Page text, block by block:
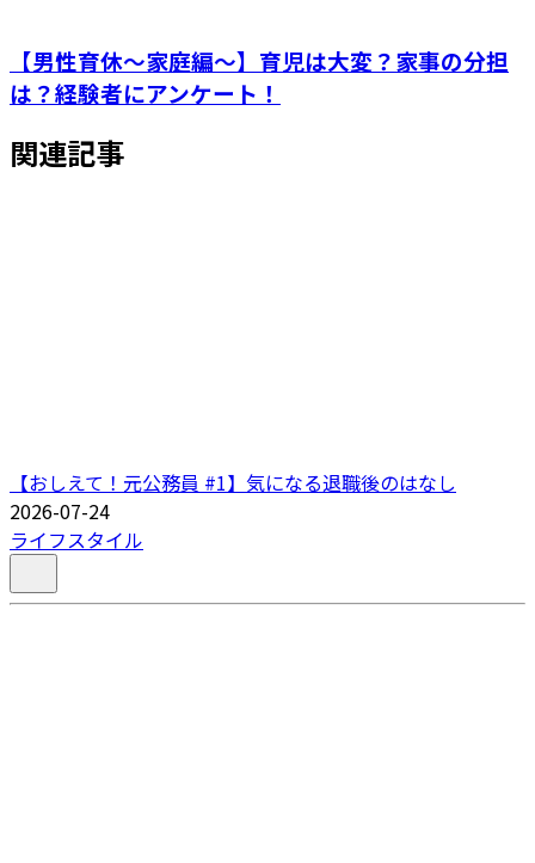
【男性育休～家庭編～】育児は大変？家事の分担
は？経験者にアンケート！
関連記事
【おしえて！元公務員 #1】気になる退職後のはなし
2026-07-24
ライフスタイル